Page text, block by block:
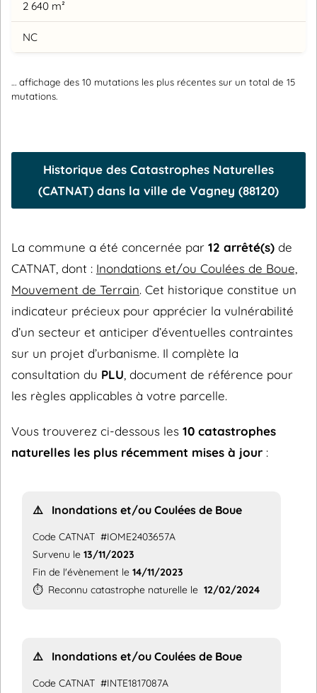
2 640 m²
NC
… affichage des 10 mutations les plus récentes sur un total de 15
mutations.
Historique des Catastrophes Naturelles
(CATNAT) dans la ville de Vagney (88120)
La commune a été concernée par 12 arrêté(s) de
CATNAT, dont : Inondations et/ou Coulées de Boue,
Mouvement de Terrain. Cet historique constitue un
indicateur précieux pour apprécier la vulnérabilité
d’un secteur et anticiper d’éventuelles contraintes
sur un projet d’urbanisme. Il complète la
consultation du PLU, document de référence pour
les règles applicables à votre parcelle.
Vous trouverez ci-dessous les 10 catastrophes
naturelles les plus récemment mises à jour :
⚠️ Inondations et/ou Coulées de Boue
Code CATNAT #IOME2403657A
Survenu le 13/11/2023
Fin de l'évènement le 14/11/2023
⏱️ Reconnu catastrophe naturelle le 12/02/2024
⚠️ Inondations et/ou Coulées de Boue
Code CATNAT #INTE1817087A